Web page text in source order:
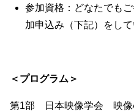
参加資格：どなたでも
加申込み（下記）をし
＜プログラム＞
第1部 日本映像学会 映像